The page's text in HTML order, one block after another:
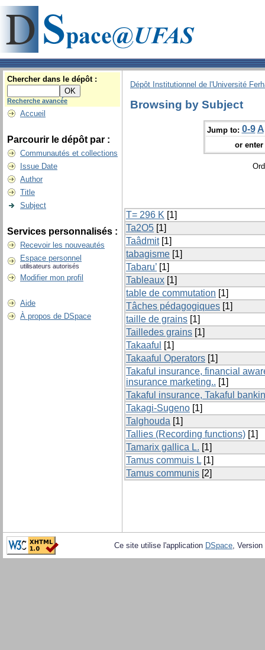
Chercher dans le dépôt :
Recherche avancée
Accueil
Parcourir le dépôt par :
Communautés et collections
Issue Date
Author
Title
Subject
Services personnalisés :
Recevoir les nouveautés
Espace personnel
utilisateurs autorisés
Modifier mon profil
Aide
À propos de DSpace
Dépôt Institutionnel de l'Université
Browsing by Subject
Jump to: 0-9 A
or
T= 296 K [1]
Ta2O5 [1]
Taâdmit[1]
tabagisme [1]
Tabaru’ [1]
Tableaux [1]
table de commutation [1]
Tâches pédagogiques [1]
taille de grains [1]
Tailledes grains [1]
Takaaful
[1]
Takaaful Operators [1]
Takaful insurance, financial
insurance marketing.. [1]
Takaful insurance, Takaful
Takagi-Sugeno [1]
Talghouda [1]
Tallies (Recording functions) [1]
Tamarix gallica L. [1]
Tamus commuis L [1]
Tamus communis [2]
Ce site utilise l'application DSpace,